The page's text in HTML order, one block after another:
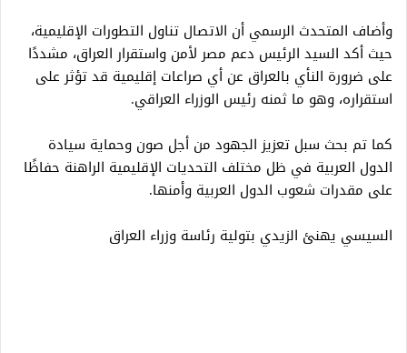
وأضاف المتحدث الرسمي أن الاتصال تناول التطورات الإقليمية،
حيث أكد السيد الرئيس دعم مصر لأمن واستقرار العراق، مشددًا
على ضرورة النأي بالعراق عن أي صراعات إقليمية قد تؤثر على
استقراره، وهو ما ثمنه رئيس الوزراء العراقي.
كما تم بحث سبل تعزيز الجهود من أجل صون وحماية سيادة
الدول العربية في ظل مختلف التحديات الإقليمية الراهنة حفاظًا
على مقدرات شعوب الدول العربية وأمنها.
السيسي يهنئ الزيدي بتولية رئاسة وزراء العراق